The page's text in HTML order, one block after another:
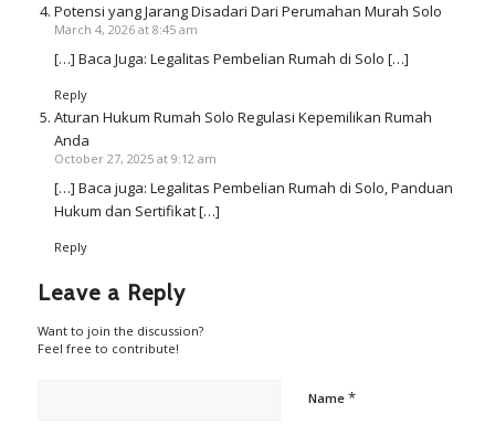
Potensi yang Jarang Disadari Dari Perumahan Murah Solo
March 4, 2026 at 8:45 am
[…] Baca Juga: Legalitas Pembelian Rumah di Solo […]
Reply
Aturan Hukum Rumah Solo Regulasi Kepemilikan Rumah
Anda
October 27, 2025 at 9:12 am
[…] Baca juga: Legalitas Pembelian Rumah di Solo, Panduan
Hukum dan Sertifikat […]
Reply
Leave a Reply
Want to join the discussion?
Feel free to contribute!
Name *